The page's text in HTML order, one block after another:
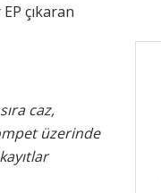
çıkaran
caz,
üzerinde